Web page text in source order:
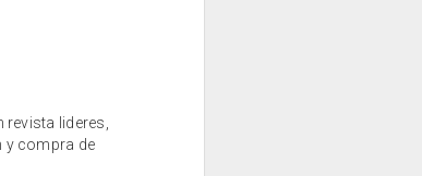
revista lideres,
y compra de